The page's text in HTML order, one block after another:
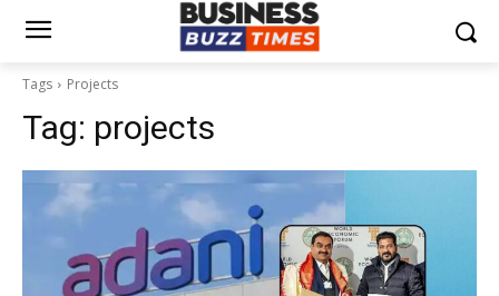
Tags Projects
Tag: projects